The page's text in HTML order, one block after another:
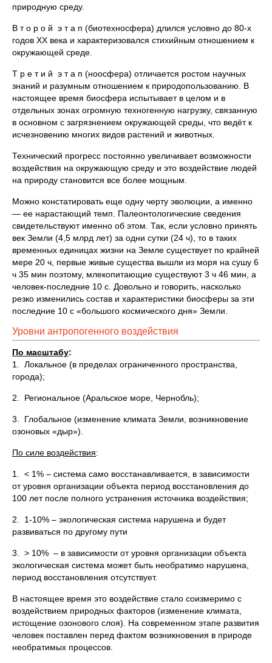
природную среду.
В т о р о й э т а п (биотехносфера) длился условно до 80-х
годов ХХ века и характеризовался стихийным отношением к
окружающей среде.
Т р е т и й э т а п (ноосфера) отличается ростом научных
знаний и разумным отношением к природопользованию. В
настоящее время биосфера испытывает в целом и в
отдельных зонах огромную техногенную нагрузку, связанную
в основном с загрязнением окружающей среды, что ведёт к
исчезновению многих видов растений и животных.
Технический прогресс постоянно увеличивает возможности
воздействия на окружающую среду и это воздействие людей
на природу становится все более мощным.
Можно констатировать еще одну черту эволюции, а именно
— ее нарастающий темп. Палеонтологические сведения
свидетельствуют именно об этом. Так, если условно принять
век Земли (4,5 млрд лет) за одни сутки (24 ч), то в таких
временных единицах жизни на Земле существует по крайней
мере 20 ч, первые живые существа вышли из моря на сушу 6
ч 35 мин поэтому, млекопитающие существуют 3 ч 46 мин, а
человек-последние 10 с. Довольно и говорить, насколько
резко изменились состав и характеристики биосферы за эти
последние 10 с «большого космического дня» Земли.
Уровни антропогенного воздействия
По масштабу:
1. Локальное (в пределах ограниченного пространства,
города);
2. Региональное (Аральское море, Чернобль);
3. Глобальное (изменение климата Земли, возникновение
озоновых «дыр»).
По силе воздействия:
1. < 1% – система само восстанавливается, в зависимости
от уровня организации объекта период восстановления до
100 лет после полного устранения источника воздействия;
2. 1-10% – экологическая система нарушена и будет
развиваться по другому пути
3. > 10% – в зависимости от уровня организации объекта
экологическая система может быть необратимо нарушена,
период восстановления отсутствует.
В настоящее время это воздействие стало соизмеримо с
воздействием природных факторов (изменение климата,
истощение озонового слоя). На современном этапе развития
человек поставлен перед фактом возникновения в природе
необратимых процессов.